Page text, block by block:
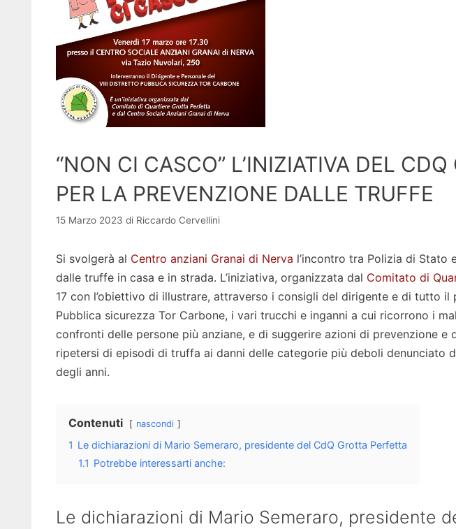
“NON CI CASCO” L’INIZIATIVA DEL CDQ
PER LA PREVENZIONE DALLE TRUFFE
15 Marzo 2023 di Riccardo Cervellini
Si svolgerà al Centro anziani Granai di Nerva l’incontro tra Polizia di Stato
dalle truffe in casa e in strada. L’iniziativa, organizzata dal Comitato di
17 con l’obiettivo di illustrare, attraverso i consigli del dirigente e di tutto il
Pubblica sicurezza Tor Carbone, i vari trucchi e inganni a cui ricorrono i
confronti delle persone più anziane, e di suggerire azioni di prevenzione e
ripetersi di episodi di truffa ai danni delle categorie più deboli denunciato
degli anni.
Contenuti nascondi
1 Le dichiarazioni di Mario Semeraro, presidente del CdQ Grotta Perfetta
1.1 Potrebbe interessarti anche:
Le dichiarazioni di Mario Semeraro, presidente